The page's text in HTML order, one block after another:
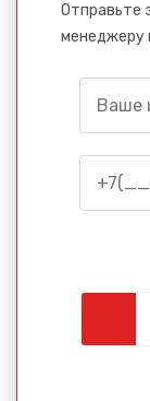
Отправьте
менеджеру